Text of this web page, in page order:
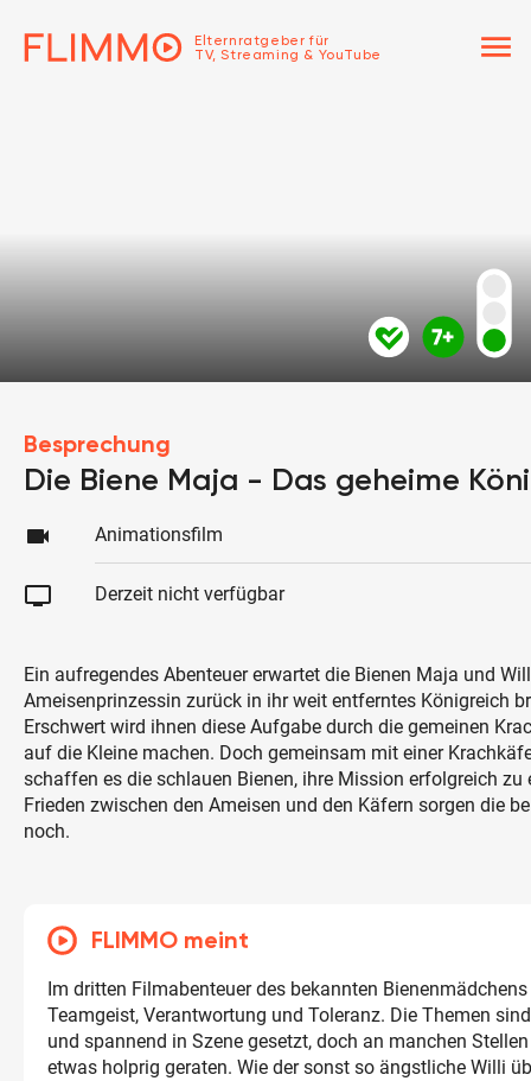
Elternratgeber für
TV, Streaming & YouTube
menu
Besprechung
Die Biene Maja - Das geheime
videocam Animationsfilm
tv Derzeit nicht verfügbar
Ein aufregendes Abenteuer erwartet die Bienen Maja und
Ameisenprinzessin zurück in ihr weit entferntes Königreich
Erschwert wird ihnen diese Aufgabe durch die gemeinen
auf die Kleine machen. Doch gemeinsam mit einer
schaffen es die schlauen Bienen, ihre Mission erfolgreich
Frieden zwischen den Ameisen und den Käfern sorgen die
noch.
FLIMMO meint
Im dritten Filmabenteuer des bekannten
Teamgeist, Verantwortung und Toleranz. Die Themen
und spannend in Szene gesetzt, doch an manchen
etwas holprig geraten. Wie der sonst so ängstliche Willi